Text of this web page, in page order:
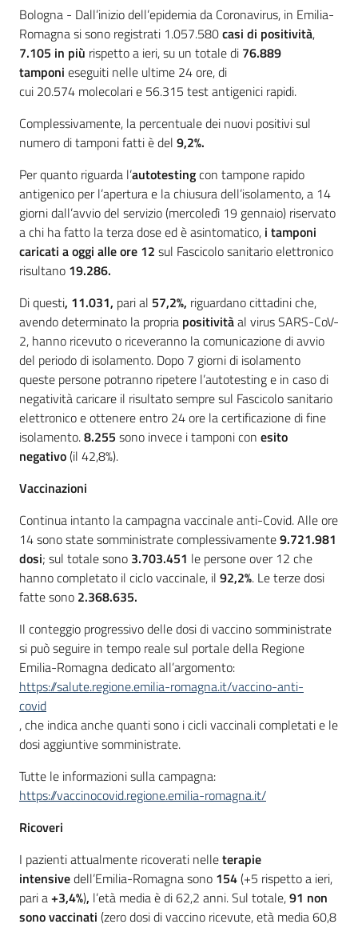
Contenuto
Bologna - Dall’inizio dell’epidemia da Coronavirus, in Emilia-
Romagna si sono registrati 1.057.580casi di positività,
7.105 in più rispetto a ieri, su un totale di 76.889
tamponi eseguiti nelle ultime 24 ore, di
cui 20.574 molecolari e 56.315 test antigenici rapidi.
Complessivamente, la percentuale dei nuovi positivi sul
numero di tamponi fatti è del 9,2%.
Per quanto riguarda l’autotestingcon tampone rapido
antigenico per l’apertura e la chiusura dell’isolamento, a 14
giorni dall’avvio del servizio (mercoledì 19 gennaio) riservato
a chi ha fatto la terza dose ed è asintomatico, i tamponi
caricati a oggi alle ore 12 sul Fascicolo sanitario elettronico
risultano 19.286.
Di questi, 11.031, pari al 57,2%, riguardano cittadini che,
avendo determinato la propria positivitàal virus SARS-CoV-
2, hanno ricevuto o riceveranno la comunicazione di avvio
del periodo di isolamento. Dopo 7 giorni di isolamento
queste persone potranno ripetere l’autotesting e in caso di
negatività caricare il risultato sempre sul Fascicolo sanitario
elettronico e ottenere entro 24 ore la certificazione di fine
isolamento.8.255 sono invece i tamponi con esito
negativo(il 42,8%).
Vaccinazioni
Continua intanto la campagna vaccinale anti-Covid. Alle ore
14 sono state somministrate complessivamente9.721.981
dosi; sul totale sono 3.703.451 le persone over 12 che
hanno completato il ciclo vaccinale, il 92,2%. Le terze dosi
fatte sono 2.368.635.
Il conteggio progressivo delle dosi di vaccino somministrate
si può seguire in tempo reale sul portale della Regione
Emilia-Romagna dedicato all’argomento:
https://salute.regione.emilia-romagna.it/vaccino-anti-
covid
, che indica anche quanti sono i cicli vaccinali completati e le
dosi aggiuntive somministrate.
Tutte le informazioni sulla campagna:
https://vaccinocovid.regione.emilia-romagna.it/
Ricoveri
I pazienti attualmente ricoverati nelleterapie
intensivedell’Emilia-Romagna sono 154(+5 rispetto a ieri,
pari a+3,4%), l’età media è di 62,2 anni. Sul totale,91 non
sono vaccinati (zero dosi di vaccino ricevute, età media 60,8